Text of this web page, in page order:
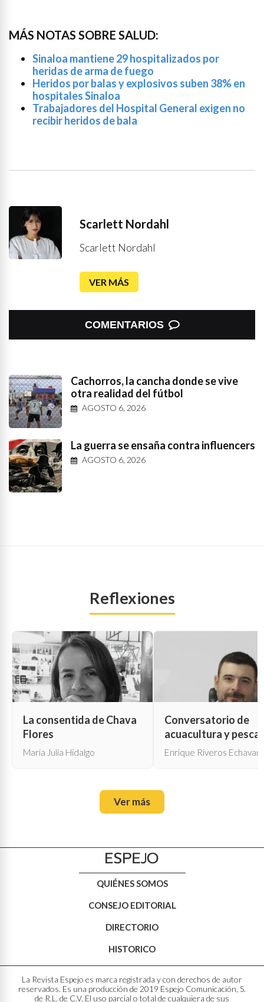
MÁS NOTAS SOBRE SALUD:
Sinaloa mantiene 29 hospitalizados por
heridas de arma de fuego
Heridos por balas y explosivos suben 38% en
hospitales Sinaloa
Trabajadores del Hospital General exigen no
recibir heridos de bala
Scarlett Nordahl
Scarlett Nordahl
VER MÁS
COMENTARIOS
Cachorros, la cancha donde se vive
otra realidad del fútbol
AGOSTO 6, 2026
La guerra se ensaña contra influencers
AGOSTO 6, 2026
Reflexiones
La consentida de Chava
Flores
María Julia Hidalgo
Conversatorio de
acuacultura y pesca
Enrique Riveros
Ver más
QUIÉNES SOMOS
CONSEJO EDITORIAL
DIRECTORIO
HISTORICO
La Revista Espejo es marca registrada y con derechos de autor
reservados. Es una producción de 2019 Espejo Comunicación, S.
de R.L. de C.V. El uso parcial o total de cualquiera de sus